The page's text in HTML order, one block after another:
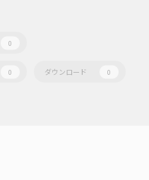
0
0 ダウンロード 0